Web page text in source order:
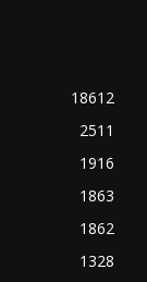
18612
2511
1916
1863
1862
1328